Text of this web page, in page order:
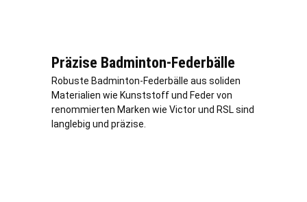
Präzise Badminton-Federbälle
Robuste Badminton-Federbälle aus soliden
Materialien wie Kunststoff und Feder von
renommierten Marken wie Victor und RSL sind
langlebig und präzise.